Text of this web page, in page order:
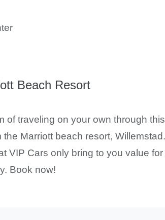
Beach Resort
of traveling on your own through
the Marriott beach resort,
VIP Cars only bring to you value
Book now!